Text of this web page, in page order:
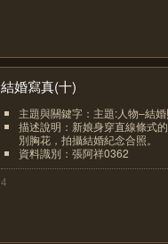
結婚寫真(十)
主題與關鍵字：主題:人物–結
描述說明：新娘身穿直線條式
別胸花，拍攝結婚紀念合照。
資料識別：張阿祥0362
4